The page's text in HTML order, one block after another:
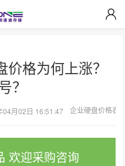
格为何上涨？
？
04月02日 16:51:47 企业硬盘价格表
欢迎采购咨询